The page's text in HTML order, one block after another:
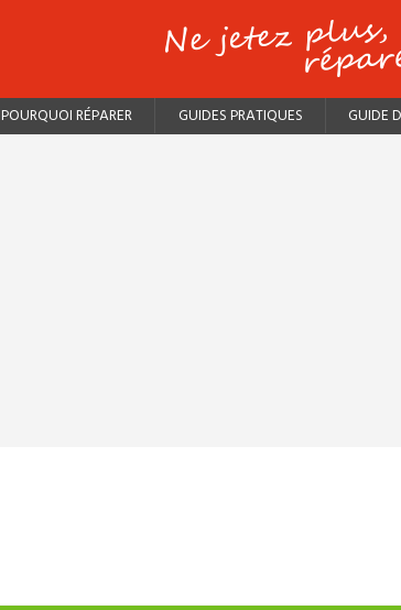
POURQUOI RÉPARER GUIDES PRATIQUES GUIDE